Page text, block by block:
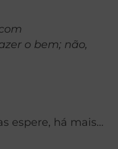
o bem; não,
espere, há mais…